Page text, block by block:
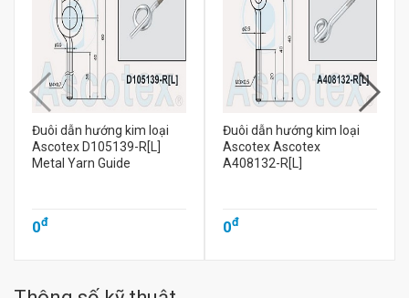
Đuôi dẫn hướng kim loại
Ascotex D105139-R[L]
Metal Yarn Guide
0đ
Đuôi dẫn hướng kim loại
Ascotex Ascotex
A408132-R[L]
0đ